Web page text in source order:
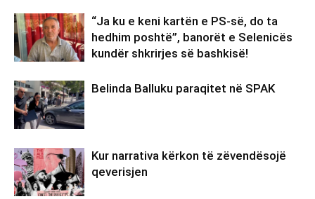
“Ja ku e keni kartën e PS-së, do ta
hedhim poshtë”, banorët e Selenicës
kundër shkrirjes së bashkisë!
Belinda Balluku paraqitet në SPAK
Kur narrativa kërkon të zëvendësojë
qeverisjen